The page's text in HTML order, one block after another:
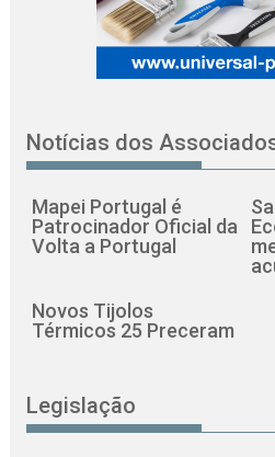
Notícias dos
Mapei Portugal é
Patrocinador Oficial da
Volta a Portugal
Novos Tijolos
Térmicos 25 Preceram
Legislação